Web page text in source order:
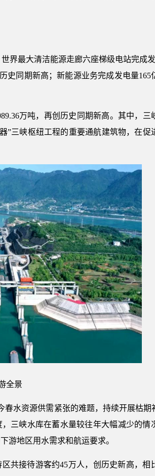
界最大清洁能源走廊六座梯级电站完成
史同期新高；新能源业务完成发电量165
万吨，再创历史同期新高。其中，三
”三峡枢纽工程的重要通航建筑物，在促
全景
春水资源供需紧张的难题，持续开展枯期
三峡水库在蓄水量较往年大幅减少的情
游地区用水需求和航运要求。
共接待游客约45万人，创历史新高，相